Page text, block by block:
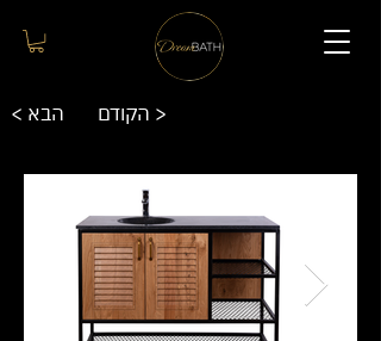
< הבא הקודם >